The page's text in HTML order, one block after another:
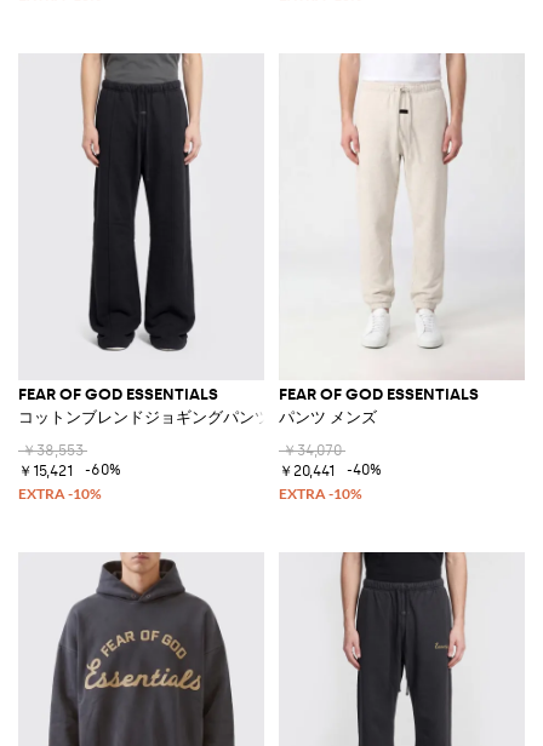
FEAR OF GOD ESSENTIALS
コットンブレンドジョギングパンツ
￥38,553
￥15,421
-60%
FEAR OF GOD ESSENTIALS
パンツ メンズ
￥34,070
￥20,441
-40%